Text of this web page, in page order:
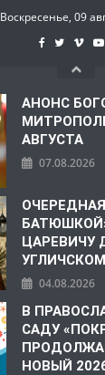
Воскресенье, 09
АНОНС
АВГУСТА
07.08.2026
ЦАРЕВИЧУ
04.08.2026
В
САДУ
НОВЫЙ